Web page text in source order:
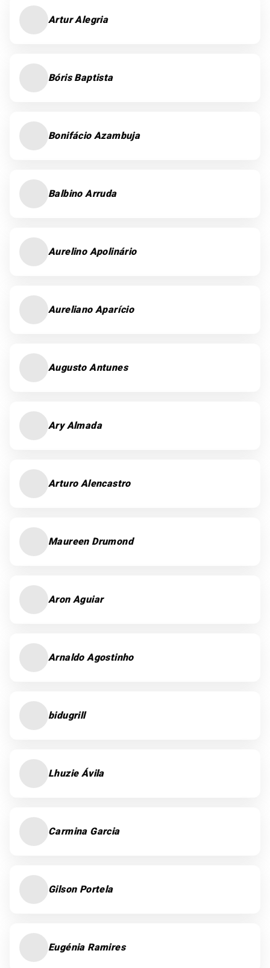
Artur Alegria
Bóris Baptista
Bonifácio Azambuja
Balbino Arruda
Aurelino Apolinário
Aureliano Aparício
Augusto Antunes
Ary Almada
Arturo Alencastro
Maureen Drumond
Aron Aguiar
Arnaldo Agostinho
bidugrill
Lhuzie Ávila
Carmina Garcia
Gilson Portela
Eugénia Ramires